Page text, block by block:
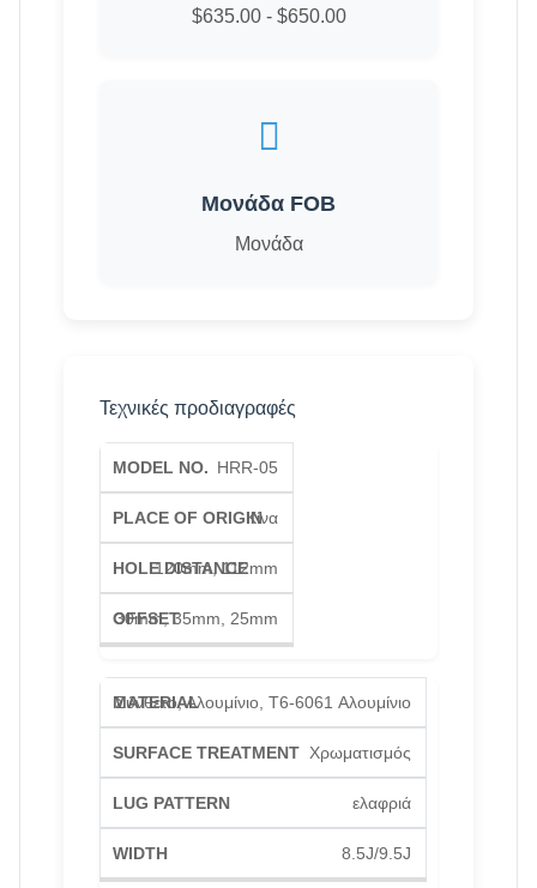
$635.00 - $650.00
Μονάδα FOB
Μονάδα
Τεχνικές προδιαγραφές
HRR-05
Κίνα
120mm, 112mm
30mm, 35mm, 25mm
Σύνθετο, Αλουμίνιο, T6-6061 Αλουμίνιο
Χρωματισμός
ελαφριά
8.5J/9.5J